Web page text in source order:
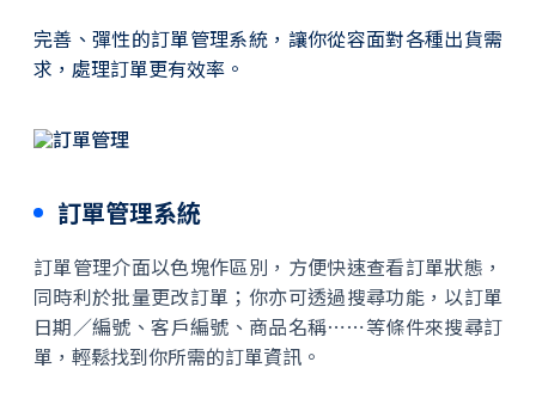
完善、彈性的訂單管理系統，讓你從容面對各種出貨需
求，處理訂單更有效率。
訂單管理系統
訂單管理介面以色塊作區別，方便快速查看訂單狀態，
同時利於批量更改訂單；你亦可透過搜尋功能，以訂單
日期／編號、客戶編號、商品名稱⋯⋯等條件來搜尋訂
單，輕鬆找到你所需的訂單資訊。